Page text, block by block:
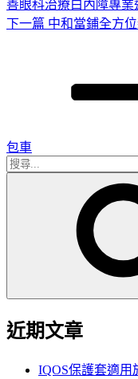
善眼科治療白內障專
下
下一篇 中和當鋪全方
包車
搜
近期文章
IQOS保護套適用